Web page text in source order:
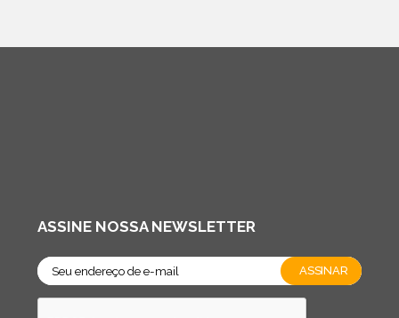
ASSINE NOSSA NEWSLETTER